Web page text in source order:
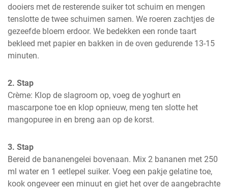
dooiers met de resterende suiker tot schuim en mengen
tenslotte de twee schuimen samen. We roeren zachtjes de
gezeefde bloem erdoor. We bedekken een ronde taart
bekleed met papier en bakken in de oven gedurende 13-15
minuten.
2. Stap
Crème: Klop de slagroom op, voeg de yoghurt en
mascarpone toe en klop opnieuw, meng ten slotte het
mangopuree in en breng aan op de korst.
3. Stap
Bereid de bananengelei bovenaan. Mix 2 bananen met 250
ml water en 1 eetlepel suiker. Voeg een pakje gelatine toe,
kook ongeveer een minuut en giet het over de aangebrachte